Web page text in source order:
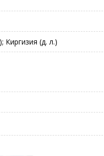
Киргизия (д. л.)